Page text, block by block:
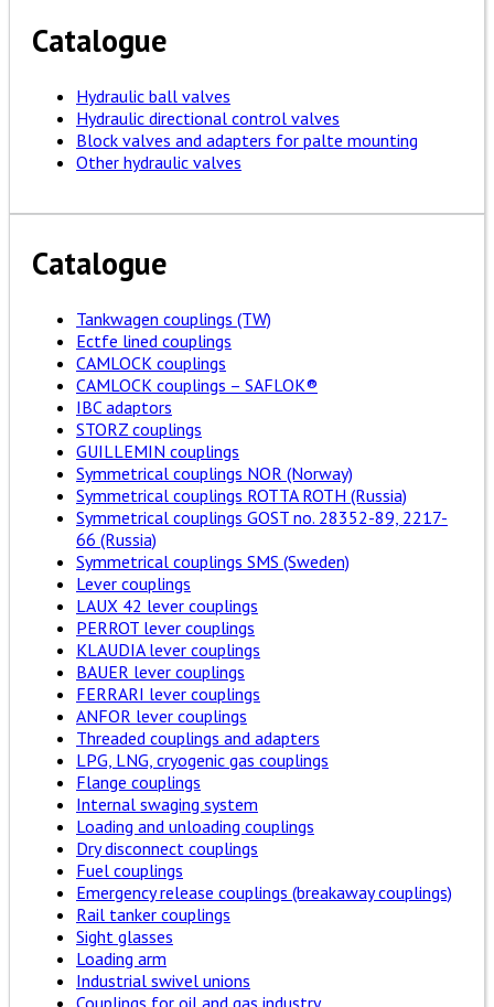
Catalogue
Hydraulic ball valves
Hydraulic directional control valves
Block valves and adapters for palte mounting
Other hydraulic valves
Catalogue
Tankwagen couplings (TW)
Ectfe lined couplings
CAMLOCK couplings
CAMLOCK couplings – SAFLOK®
IBC adaptors
STORZ couplings
GUILLEMIN couplings
Symmetrical couplings NOR (Norway)
Symmetrical couplings ROTTA ROTH (Russia)
Symmetrical couplings GOST no. 28352-89, 2217-
66 (Russia)
Symmetrical couplings SMS (Sweden)
Lever couplings
LAUX 42 lever couplings
PERROT lever couplings
KLAUDIA lever couplings
BAUER lever couplings
FERRARI lever couplings
ANFOR lever couplings
Threaded couplings and adapters
LPG, LNG, cryogenic gas couplings
Flange couplings
Internal swaging system
Loading and unloading couplings
Dry disconnect couplings
Fuel couplings
Emergency release couplings (breakaway couplings)
Rail tanker couplings
Sight glasses
Loading arm
Industrial swivel unions